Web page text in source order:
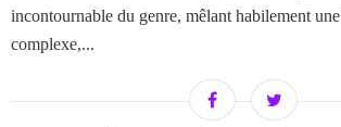
incontournable du genre, mêlant habilement
complexe,...